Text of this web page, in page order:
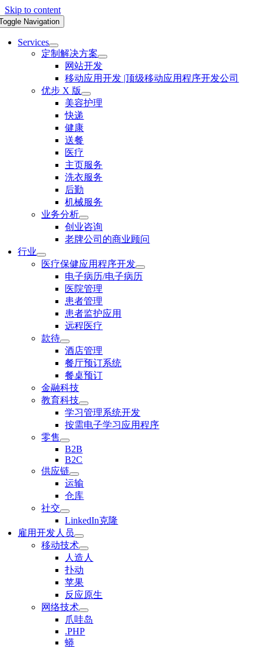
Skip to content
Navigation
Services
定制解决方案
网站开发
移动应用开发 |顶级移动应用程序开发公司
优步 X 版
美容护理
快递
健康
送餐
医疗
主页服务
洗衣服务
后勤
机械服务
业务分析
创业咨询
老牌公司的商业顾问
行业
医疗保健应用程序开发
电子病历/电子病历
医院管理
患者管理
患者监护应用
远程医疗
款待
酒店管理
餐厅预订系统
餐桌预订
金融科技
教育科技
学习管理系统开发
按需电子学习应用程序
零售
B2B
B2C
供应链
运输
仓库
社交
LinkedIn克隆
雇用开发人员
移动技术
人造人
扑动
苹果
反应原生
网络技术
爪哇岛
.PHP
蟒